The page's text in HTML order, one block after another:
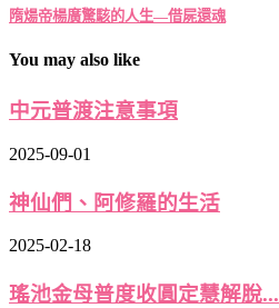
隋煬帝楊廣驚駭的人生—借屍還魂
You may also like
中元普渡注意事項
2025-09-01
神仙們、阿修羅的生活
2025-02-18
瑤池金母普度收圓定慧解脫...